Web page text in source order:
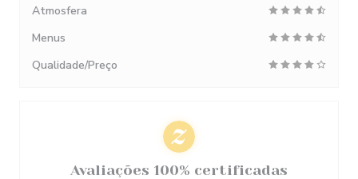
Atmosfera
Menus
Qualidade/Preço
Avaliações 100% certificadas